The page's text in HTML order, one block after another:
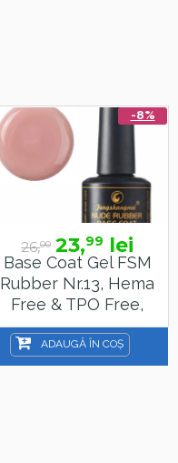
-8%
26,00 23,99 lei
Base Coat Gel FSM
Rubber Nr.13, Hema
Free & TPO Free,
15ml
ADAUGĂ ÎN COȘ